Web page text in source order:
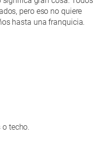
pero eso no quiere
hasta una franquicia.
techo.